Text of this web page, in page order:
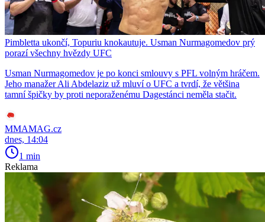
Pimbletta ukončí, Topuriu knokautuje. Usman Nurmagomedov prý
porazí všechny hvězdy UFC
Usman Nurmagomedov je po konci smlouvy s PFL volným hráčem.
Jeho manažer Ali Abdelaziz už mluví o UFC a tvrdí, že většina
tamní špičky by proti neporaženému Dagestánci neměla stačit.
MMAMAG.cz
dnes, 14:04
1 min
Reklama